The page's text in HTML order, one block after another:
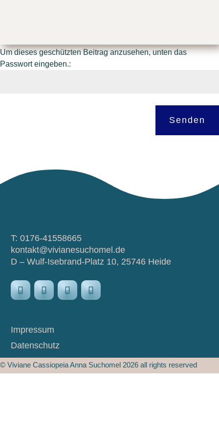
Um dieses geschützten Beitrag anzusehen, unten das
Passwort eingeben.:
Senden
T: 0176-41558665
kontakt@vivianesuchomel.de
D – Wulf-Isebrand-Platz 10, 25746 Heide
Impressum
Datenschutz
© Viviane Cassiopeia Anna Suchomel 2026 all rights reserved